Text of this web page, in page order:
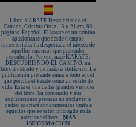
Libro KARATE Descubriendo el
Camino, Cristina Ortiz. 15 x 21 cm, 93
páginas. Español. El karate es un camino
apasionante que desde tiempos
inmemoriales ha despertado el interés de
aquellos curiosos que pretenden
descubrirlo. Por eso, nace KARATE:
DESCUBRIENDO EL CAMINO, un
libro ilustrado y de carácter didáctico. La
publicación pretende aunar a todo aquel
que percibe el karate como un estilo de
vida. Esta es una de las grandes virtudes
del libro. Su contenido y sus
explicaciones precisas no excluyen a
nadie: aportará conocimientos tanto a
aquellos que se estén iniciando en la
práctica del kara... MÁS
INFORMACIÓN